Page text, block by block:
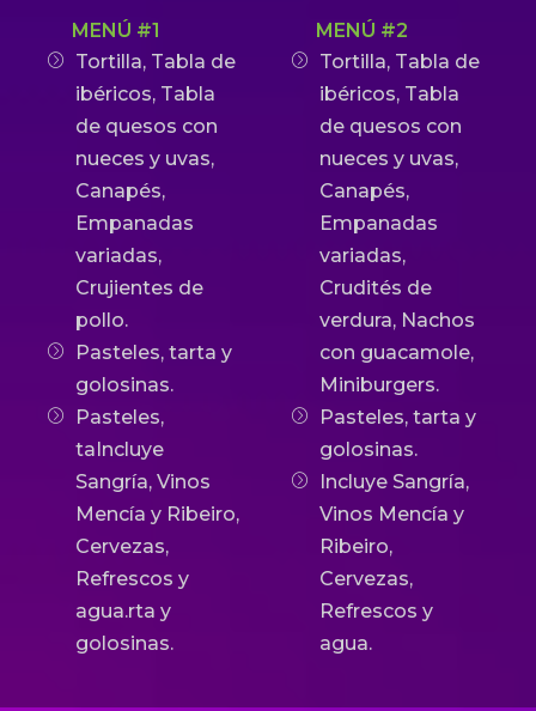
MENÚ #1
Tortilla, Tabla de
ibéricos, Tabla
de quesos con
nueces y uvas,
Canapés,
Empanadas
variadas,
Crujientes de
pollo.
Pasteles, tarta y
golosinas.
Pasteles,
taIncluye
Sangría, Vinos
Mencía y Ribeiro,
Cervezas,
Refrescos y
agua.rta y
golosinas.
MENÚ #2
Tortilla, Tabla de
ibéricos, Tabla
de quesos con
nueces y uvas,
Canapés,
Empanadas
variadas,
Crudités de
verdura, Nachos
con guacamole,
Miniburgers.
Pasteles, tarta y
golosinas.
Incluye Sangría,
Vinos Mencía y
Ribeiro,
Cervezas,
Refrescos y
agua.